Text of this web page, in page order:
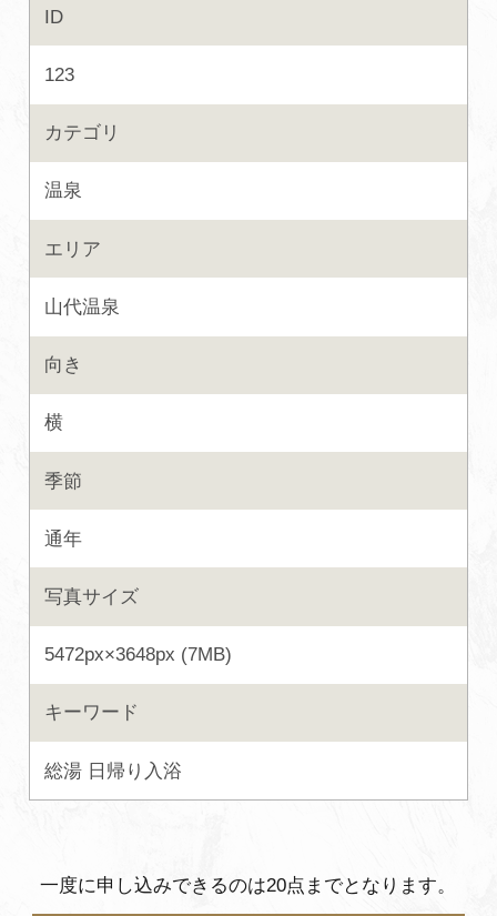
加賀に泊まって！北陸巡り♪
ご当地グルメ
加賀 旅先納税
FAQ
パンフレットダウンロード
よくあるご質問・お問い合わせ
プライバシーポリシー
ID
123
カテゴリ
温泉
エリア
山代温泉
向き
横
季節
通年
写真サイズ
5472px×3648px (7MB)
キーワード
総湯 日帰り入浴
一度に申し込みできるのは20点までとなります。